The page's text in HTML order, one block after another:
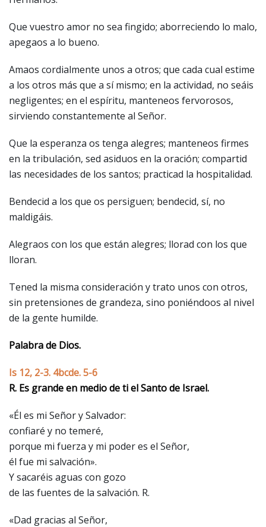
Que vuestro amor no sea fingido; aborreciendo lo malo,
apegaos a lo bueno.
Amaos cordialmente unos a otros; que cada cual estime
a los otros más que a sí mismo; en la actividad, no seáis
negligentes; en el espíritu, manteneos fervorosos,
sirviendo constantemente al Señor.
Que la esperanza os tenga alegres; manteneos firmes
en la tribulación, sed asiduos en la oración; compartid
las necesidades de los santos; practicad la hospitalidad.
Bendecid a los que os persiguen; bendecid, sí, no
maldigáis.
Alegraos con los que están alegres; llorad con los que
lloran.
Tened la misma consideración y trato unos con otros,
sin pretensiones de grandeza, sino poniéndoos al nivel
de la gente humilde.
Palabra de Dios.
Is 12, 2-3. 4bcde. 5-6
R. Es grande en medio de ti el Santo de Israel.
«Él es mi Señor y Salvador:
confiaré y no temeré,
porque mi fuerza y mi poder es el Señor,
él fue mi salvación».
Y sacaréis aguas con gozo
de las fuentes de la salvación. R.
«Dad gracias al Señor,